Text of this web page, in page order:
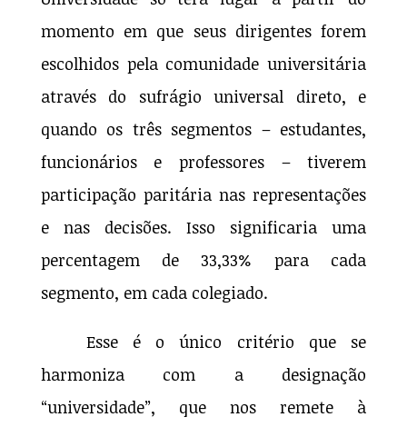
momento em que seus dirigentes forem
escolhidos pela comunidade universitária
através do sufrágio universal direto, e
quando os três segmentos – estudantes,
funcionários e professores – tiverem
participação paritária nas representações
e nas decisões. Isso significaria uma
percentagem de 33,33% para cada
segmento, em cada colegiado.
Esse é o único critério que se
harmoniza com a designação
“universidade”, que nos remete à